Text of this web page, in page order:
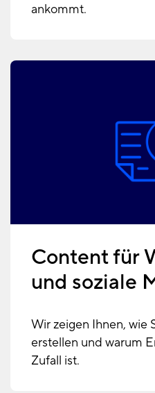
ankommt.
Content für
und soziale
Wir zeigen Ihnen, wie
erstellen und warum
Zufall ist.